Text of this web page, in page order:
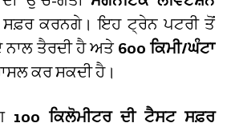
ਕਰਨਗੇ। ਇਹ ਟ੍ਰੇਨ ਪਟਰੀ ਤੋਂ
ਤੈਰਦੀ ਹੈ ਅਤੇ 600 ਕਿਮੀ/ਘੰਟਾ
ਕਰ ਸਕਦੀ ਹੈ।
100 ਕਿਲੋਮੀਟਰ ਦੀ ਟੈਸਟ ਸਫ਼ਰ